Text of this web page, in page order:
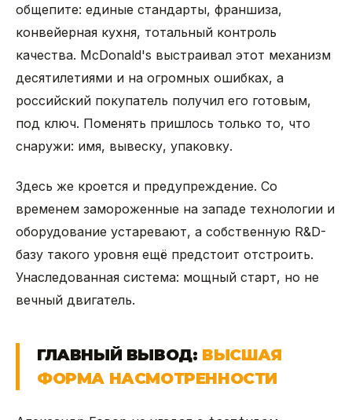
общепите: единые стандарты, франшиза,
конвейерная кухня, тотальный контроль
качества. McDonald's выстраивал этот механизм
десятилетиями и на огромных ошибках, а
российский покупатель получил его готовым,
под ключ. Поменять пришлось только то, что
снаружи: имя, вывеску, упаковку.
Здесь же кроется и предупреждение. Со
временем замороженные на западе технологии и
оборудование устаревают, а собственную R&D-
базу такого уровня ещё предстоит отстроить.
Унаследованная система: мощный старт, но не
вечный двигатель.
ГЛАВНЫЙ ВЫВОД: ВЫСШАЯ
ФОРМА НАСМОТРЕННОСТИ